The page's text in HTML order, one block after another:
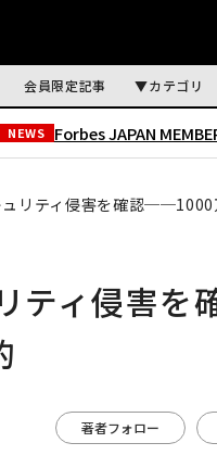
会員限定記事 カテゴリ
NEWS Forbes JAPAN
リティ侵害を確認──1000
ティ侵害
著者フォロー